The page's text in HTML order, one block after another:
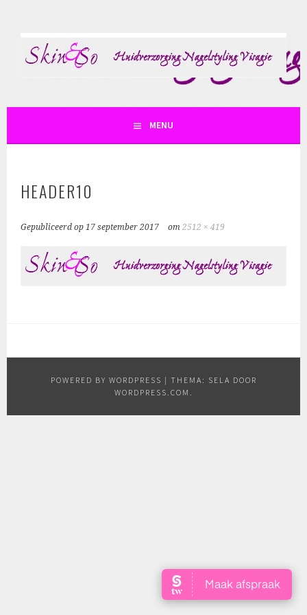
SKIN AND SOMENU
HEADER10
Gepubliceerd op17 september 2017 om2512 × 419
POWERED BY WORDPRESS | THEMA: SELA DOOR
WORDPRESS.COM